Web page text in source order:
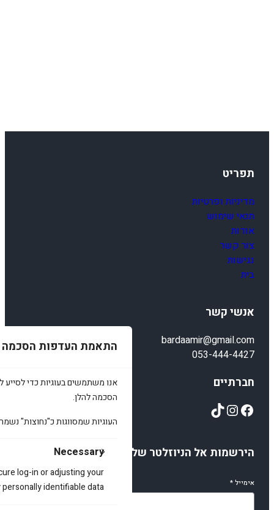
התאמת העדפות הסכמה
אנו משתמשים בעוגיות כדי לסייע
הסכמה להלן.
העוגיות שמסווגות כ"נחוצות"
Necessary
log-in or adjusting your
identifiable data.
תפריט
מדיניות ופרטיות
תנאי שימוש
אודות
צור קשר
נגישות
בית
אנשי קשר
bardaamir@gmail.com
053-444-4427
חברתיים
Facebook
Instagram
TikTok
הירשמות אל הניוזלטר שלנו
אימייל*